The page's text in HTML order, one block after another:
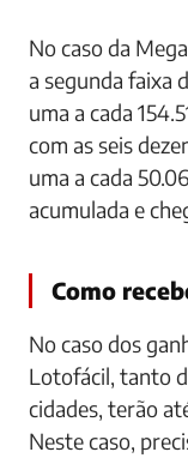
No caso da
a segunda faixa
uma a cada
com as seis
uma a cada
acumulada e
Como
No caso dos
Lotofácil, tanto
cidades, terão
Neste caso,